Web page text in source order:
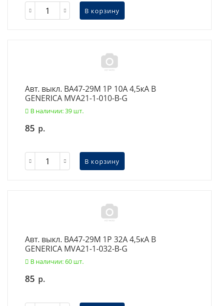
В корзину
Авт. выкл. ВА47-29М 1P 10А 4,5кА B
GENERICA MVA21-1-010-B-G
В наличии: 39 шт.
85 р.
В корзину
Авт. выкл. ВА47-29М 1P 32А 4,5кА B
GENERICA MVA21-1-032-B-G
В наличии: 60 шт.
85 р.